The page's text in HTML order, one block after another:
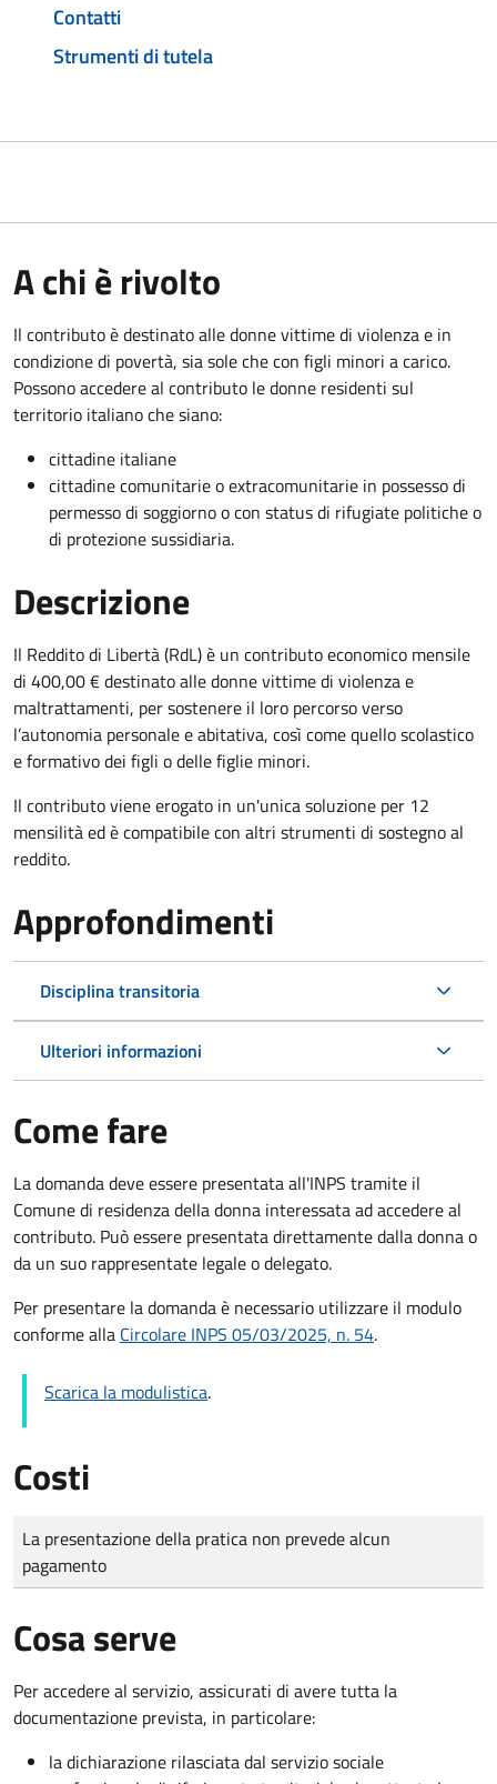
Contatti
Strumenti di tutela
A chi è rivolto
Il contributo è destinato alle donne vittime di violenza e in
condizione di povertà, sia sole che con figli minori a carico.
Possono accedere al contributo le donne residenti sul
territorio italiano che siano:
cittadine italiane
cittadine comunitarie o extracomunitarie in possesso di
permesso di soggiorno o con status di rifugiate politiche o
di protezione sussidiaria.
Descrizione
Il Reddito di Libertà (RdL) è un contributo economico mensile
di 400,00 € destinato alle donne vittime di violenza e
maltrattamenti, per sostenere il loro percorso verso
l’autonomia personale e abitativa, così come quello scolastico
e formativo dei figli o delle figlie minori.
Il contributo viene erogato in un'unica soluzione per 12
mensilità ed è compatibile con altri strumenti di sostegno al
reddito.
Approfondimenti
Disciplina transitoria
Ulteriori informazioni
Come fare
La domanda deve essere presentata all'INPS tramite il
Comune di residenza della donna interessata ad accedere al
contributo. Può essere presentata direttamente dalla donna o
da un suo rappresentate legale o delegato.
Per presentare la domanda è necessario utilizzare il modulo
conforme alla Circolare INPS 05/03/2025, n. 54.
Scarica la modulistica.
Costi
Tipo di pagamento
Importo
La presentazione della pratica non prevede alcun
pagamento
Cosa serve
Per accedere al servizio, assicurati di avere tutta la
documentazione prevista, in particolare:
la dichiarazione rilasciata dal servizio sociale